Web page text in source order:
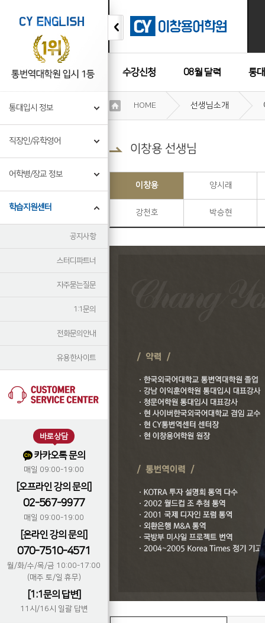
수강신청 08월 달력 통
수강후기
통대입시 정보
직장인/유학영어
어학병/장교 정보
학습지원센터
공지사항
스터디파트너
자주묻는질문
1:1문의
전화문의안내
유용한사이트
바로상담
카카오톡 문의
매일 09:00-19:00
[오프라인 강의 문의]
02-567-9977
매일 09:00-19:00
[온라인 강의 문의]
070-7510-4571
월/화/수/목/금 10:00-17:00
(매주 토/일 휴무)
[1:1문의 답변]
11시/16시 일괄 답변
기
정
HOME 선생님소개
이창용 선생님
이창용 양시래
강천호 박승현